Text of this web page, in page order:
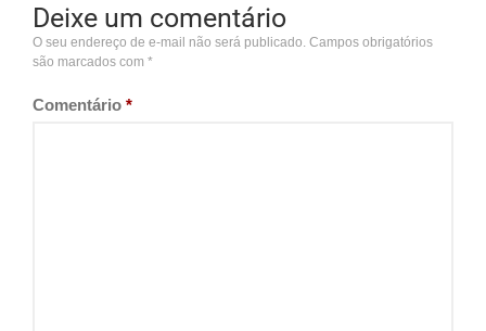
Deixe um comentário
O seu endereço de e-mail não será publicado. Campos obrigatórios
são marcados com *
Comentário *